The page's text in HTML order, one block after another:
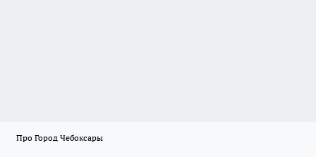
Про Город Чебоксары